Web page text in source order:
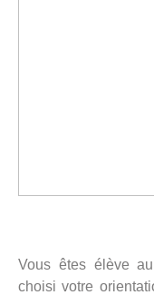
Vous êtes élève
choisi votre